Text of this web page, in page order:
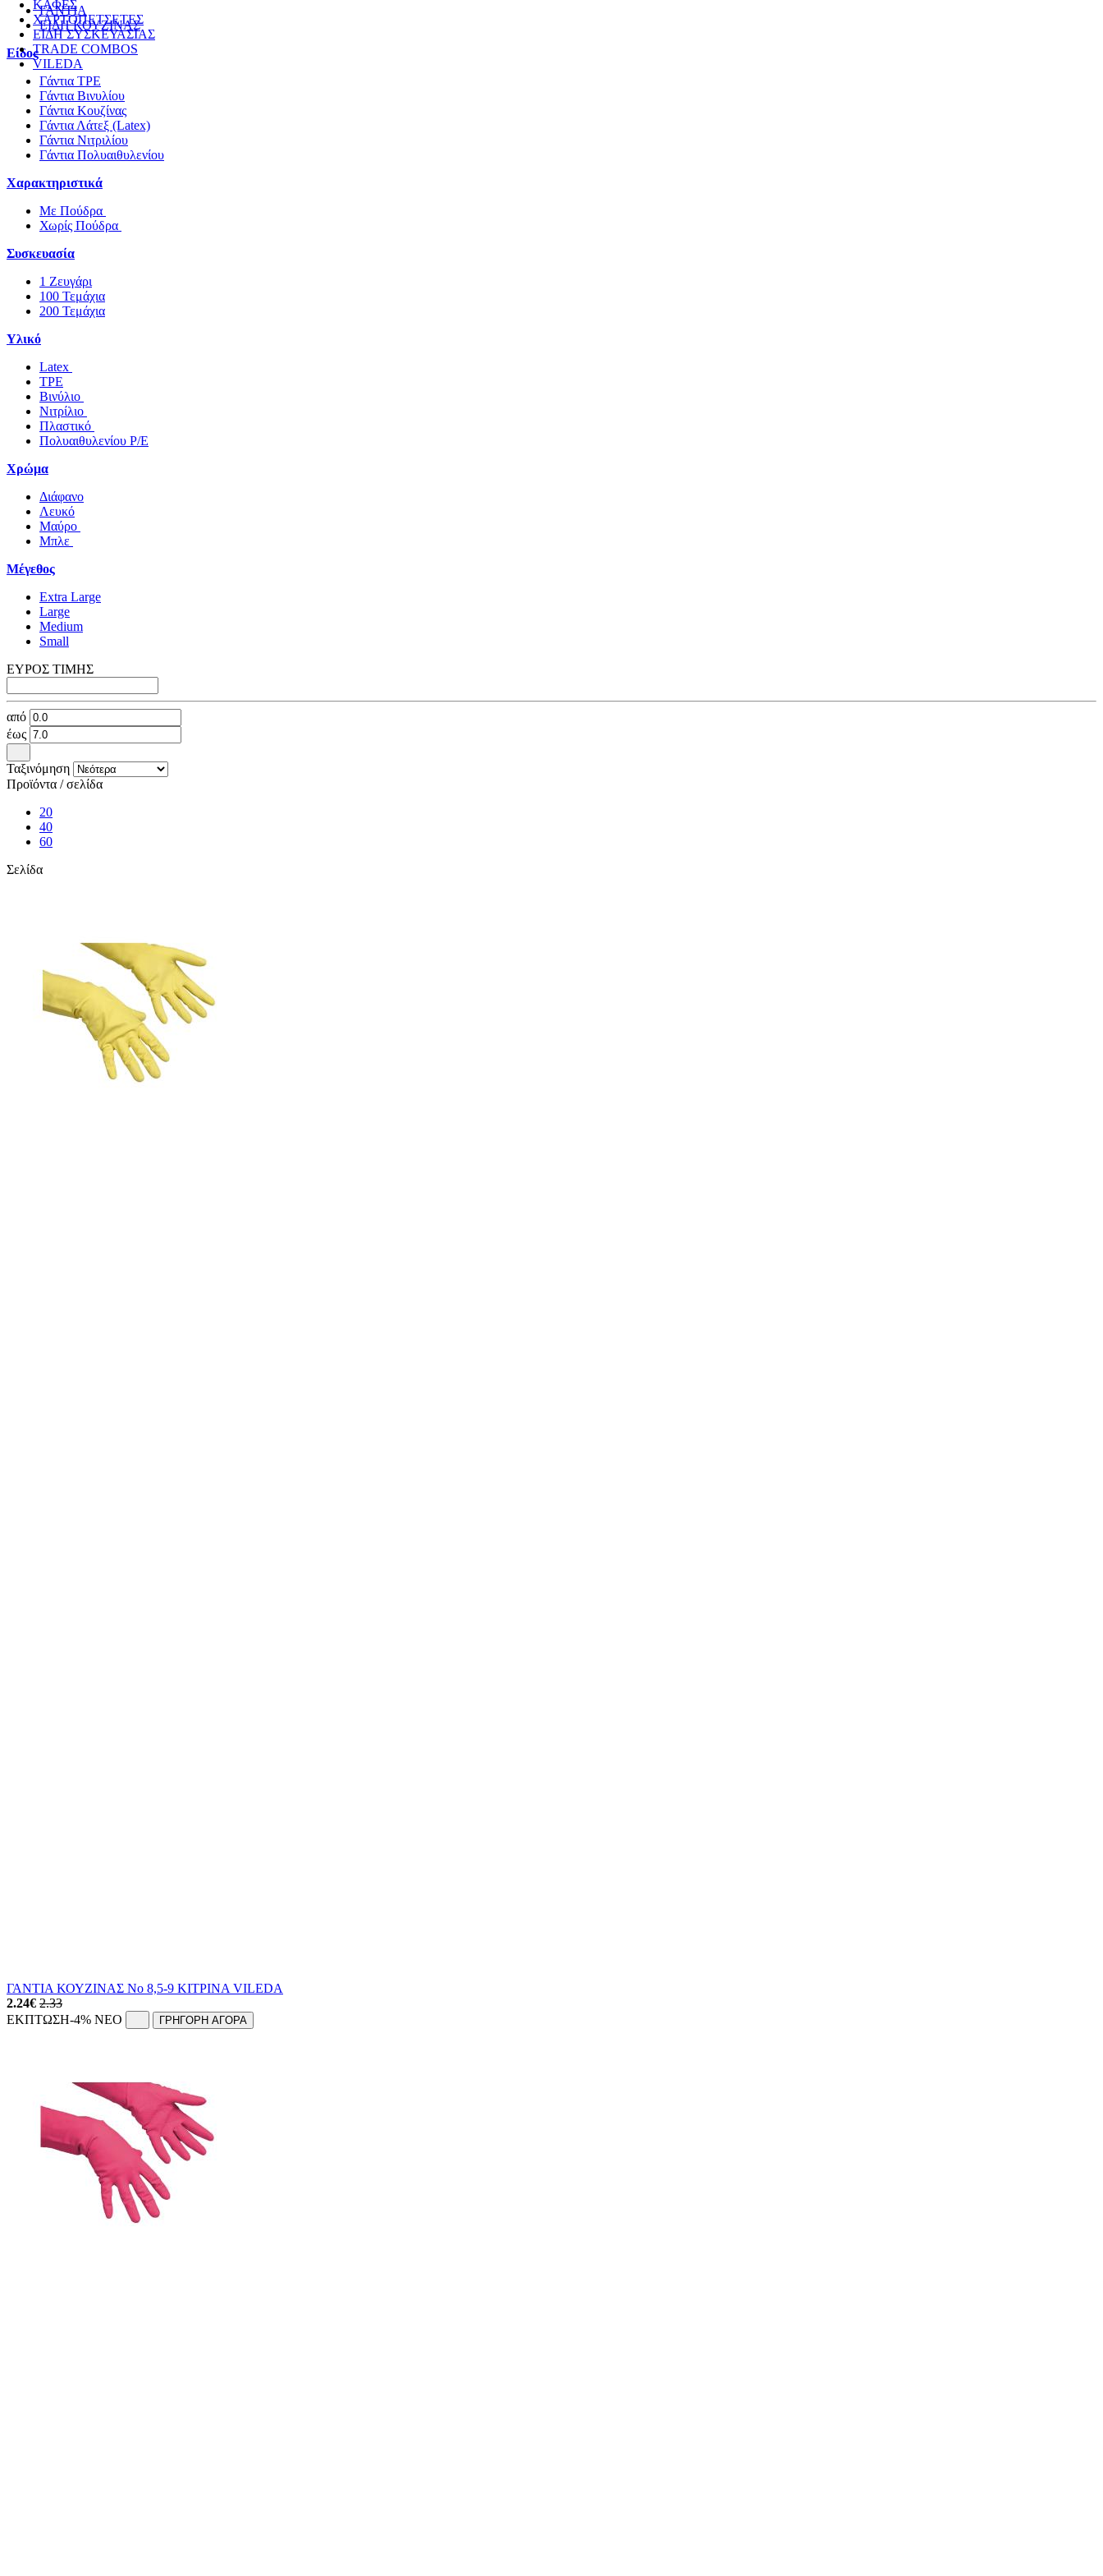
ΚΑΦΕΣ
ΧΑΡΤΟΠΕΤΣΕΤΕΣ
ΕΙΔΗ ΣΥΣΚΕΥΑΣΙΑΣ
TRADE COMBOS
VILEDA
ΓΑΝΤΙΑ
ΕΙΔΗ ΚΟΥΖΙΝΑΣ
Είδος
Γάντια TPE
Γάντια Βινυλίου
Γάντια Κουζίνας
Γάντια Λάτεξ (Latex)
Γάντια Νιτριλίου
Γάντια Πολυαιθυλενίου
Χαρακτηριστικά
Με Πούδρα
Χωρίς Πούδρα
Συσκευασία
1 Ζευγάρι
100 Τεμάχια
200 Τεμάχια
Υλικό
Latex
TPE
Βινύλιο
Νιτρίλιο
Πλαστικό
Πολυαιθυλενίου P/E
Χρώμα
Διάφανο
Λευκό
Μαύρο
Μπλε
Μέγεθος
Extra Large
Large
Medium
Small
ΕΥΡΟΣ ΤΙΜΗΣ
από
έως
Ταξινόμηση
Προϊόντα / σελίδα
20
40
60
Σελίδα
ΓΑΝΤΙΑ ΚΟΥΖΙΝΑΣ Νο 8,5-9 ΚΙΤΡΙΝΑ VILEDA
2.24€ 2.33
ΕΚΠΤΩΣΗ-4% NEO ΓΡΗΓΟΡΗ ΑΓΟΡΑ